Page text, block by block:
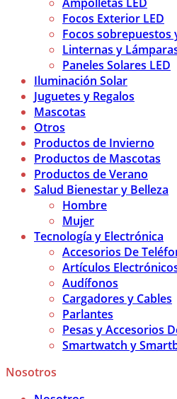
Focos Exterior LED
Focos sobrepuestos
Linternas y
Paneles Solares LED
Iluminación Solar
Juguetes y Regalos
Mascotas
Otros
Productos de Invierno
Productos de Mascotas
Productos de Verano
Salud Bienestar y Belleza
Hombre
Mujer
Tecnología y Electrónica
Accesorios De
Artículos
Audífonos
Cargadores y Cables
Parlantes
Pesas y Accesorios
Smartwatch y
Nosotros